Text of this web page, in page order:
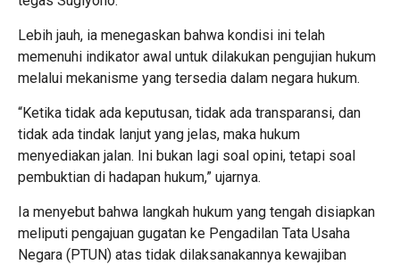
Lebih jauh, ia menegaskan bahwa kondisi ini telah
memenuhi indikator awal untuk dilakukan pengujian hukum
melalui mekanisme yang tersedia dalam negara hukum.
“Ketika tidak ada keputusan, tidak ada transparansi, dan
tidak ada tindak lanjut yang jelas, maka hukum
menyediakan jalan. Ini bukan lagi soal opini, tetapi soal
pembuktian di hadapan hukum,” ujarnya.
Ia menyebut bahwa langkah hukum yang tengah disiapkan
meliputi pengajuan gugatan ke Pengadilan Tata Usaha
Negara (PTUN) atas tidak dilaksanakannya kewajiban